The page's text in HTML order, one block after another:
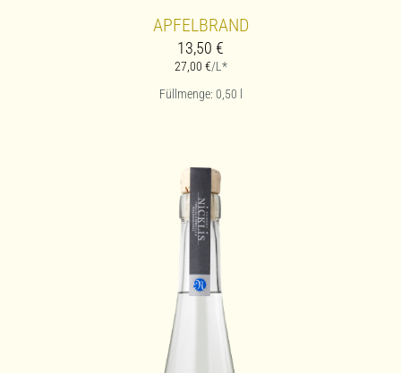
APFELBRAND
13,50 €
27,00 €/L*
Füllmenge: 0,50